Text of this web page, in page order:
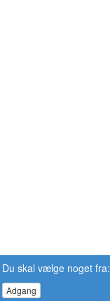
Du skal vælge noget fra:
Adgang